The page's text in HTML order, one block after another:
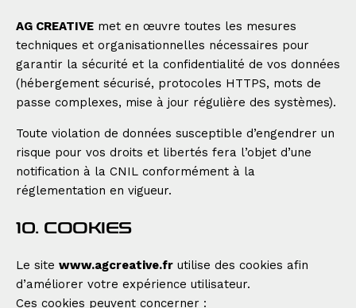
AG CREATIVE met en œuvre toutes les mesures
techniques et organisationnelles nécessaires pour
garantir la sécurité et la confidentialité de vos données
(hébergement sécurisé, protocoles HTTPS, mots de
passe complexes, mise à jour régulière des systèmes).
Toute violation de données susceptible d’engendrer un
risque pour vos droits et libertés fera l’objet d’une
notification à la CNIL conformément à la
réglementation en vigueur.
10. COOKIES
Le site www.agcreative.fr utilise des cookies afin
d’améliorer votre expérience utilisateur.
Ces cookies peuvent concerner :